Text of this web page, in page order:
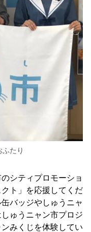
たり
シティプロモーショ
ト」を応援してくだ
バッジやしゅうニャ
ゅうニャン市プロジ
みくじを体験してい